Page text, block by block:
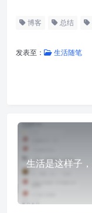
博客 总结
发表至： 生活随笔
生活是这样子